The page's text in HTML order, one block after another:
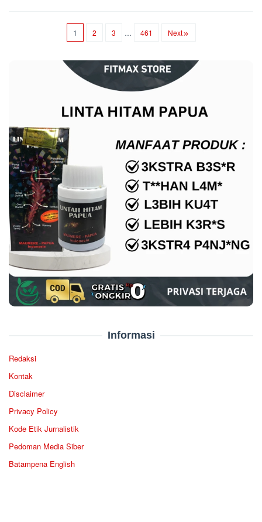
1 2 3 … 461 Next
Informasi
Redaksi
Kontak
Disclaimer
Privacy Policy
Kode Etik Jurnalistik
Pedoman Media Siber
Batampena English